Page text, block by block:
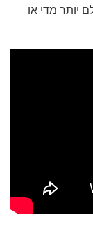
יותר מדי או